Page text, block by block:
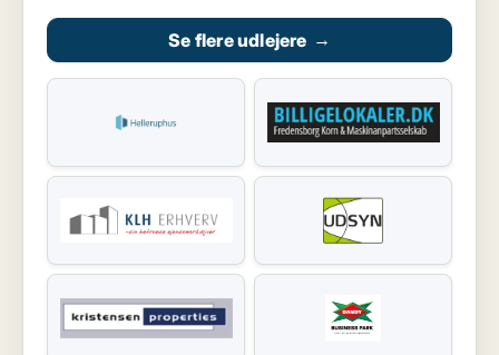
Se flere udlejere →